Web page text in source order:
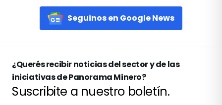
Seguinos en Google News
¿Querés recibir noticias del sector y de las
iniciativas de Panorama Minero?
Suscribite a nuestro boletín.